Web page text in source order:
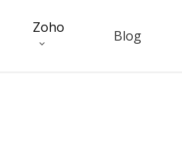
Zoho Blog